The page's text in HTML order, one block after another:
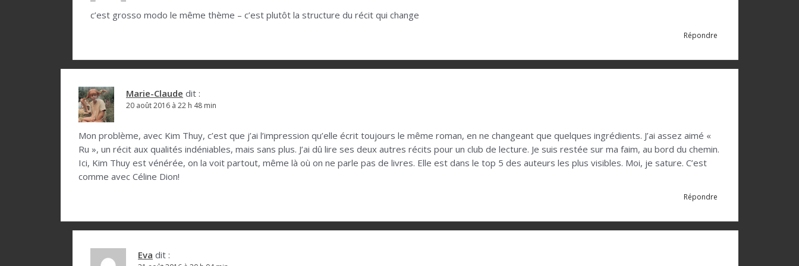
i
c’est grosso modo le même thème – c’est plutôt la structure du récit qui change
Répondre
Marie-Claude dit :
20 août 2016 à 22 h 48 min
Mon problème, avec Kim Thuy, c’est que j’ai l’impression qu’elle écrit toujours le même roman, en ne changeant que quelques ingrédients. J’ai assez aimé «
Ru », un récit aux qualités indéniables, mais sans plus. J’ai dû lire ses deux autres récits pour un club de lecture. Je suis restée sur ma faim, au bord du chemin.
Ici, Kim Thuy est vénérée, on la voit partout, même là où on ne parle pas de livres. Elle est dans le top 5 des auteurs les plus visibles. Moi, je sature. C’est
comme avec Céline Dion!
Répondre
Eva dit :